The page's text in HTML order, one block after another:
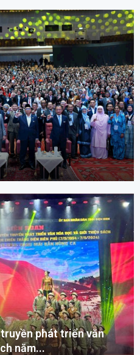
phát triển văn
năm...